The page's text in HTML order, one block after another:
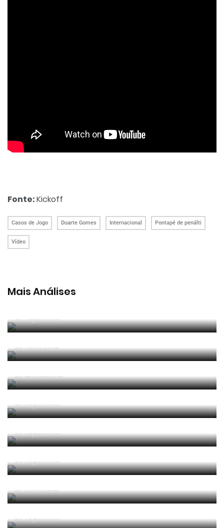
Fonte:Kickoff
Casos de Jogo Duarte Gomes Internacional Pontapé de penálti
Vídeo
Mais Análises
PorJorge Faustino
Golo de Benzema na final da Champions foi bem
PorDuarte Gomes
Portugal - Bélgica: Em geral, boa arbitragem de
PorPedro Henriques
Jogo de abertura do Euro 2020: Fora de jogo na
PorJorge Faustino
Lance insólito na Liga BPI resulta em penálti e
PorJorge Faustino
Golo que decidiu campeão mundial de clubes foi
PorJorge Faustino
Um guarda-redes, um avançado, um choque...
PorDuarte Gomes
Marítimo - Benfica: Falta bem sancionada? VAR
PorJorge Faustino